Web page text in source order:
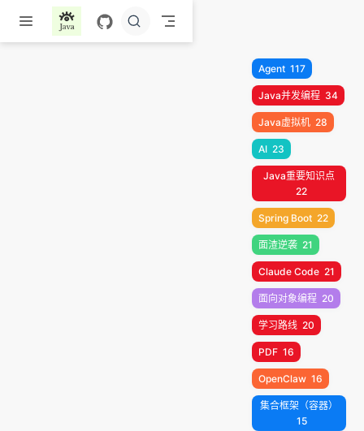
跳至主要內容
Agent 117
Java并发编程 34
Java虚拟机 28
AI 23
Java重要知识点
22
Spring Boot 22
面渣逆袭 21
Claude Code 21
面向对象编程 20
学习路线 20
PDF 16
OpenClaw 16
集合框架（容器）
15